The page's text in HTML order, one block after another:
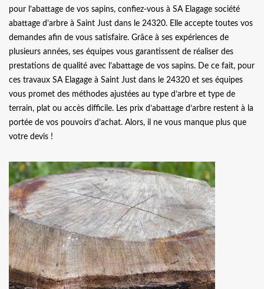
pour l’abattage de vos sapins, confiez-vous à SA Elagage société
abattage d’arbre à Saint Just dans le 24320. Elle accepte toutes vos
demandes afin de vous satisfaire. Grâce à ses expériences de
plusieurs années, ses équipes vous garantissent de réaliser des
prestations de qualité avec l’abattage de vos sapins. De ce fait, pour
ces travaux SA Elagage à Saint Just dans le 24320 et ses équipes
vous promet des méthodes ajustées au type d’arbre et type de
terrain, plat ou accès difficile. Les prix d’abattage d’arbre restent à la
portée de vos pouvoirs d’achat. Alors, il ne vous manque plus que
votre devis !